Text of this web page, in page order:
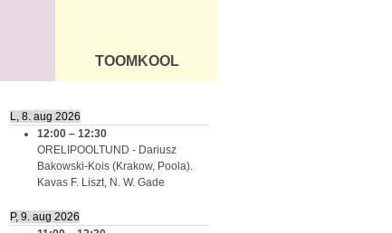
ÜLDINFO
TOOMKOOL
L, 8. aug 2026
12:00 – 12:30
ORELIPOOLTUND - Dariusz
Bakowski-Kois (Krakow, Poola).
Kavas F. Liszt, N. W. Gade
P, 9. aug 2026